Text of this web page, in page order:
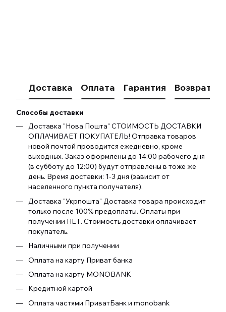
Доставка Оплата Гарантия Возврат
Способы доставки
Доставка "Нова Пошта" СТОИМОСТЬ ДОСТАВКИ
ОПЛАЧИВАЕТ ПОКУПАТЕЛЬ! Отправка товаров
новой почтой проводится ежедневно, кроме
выходных. Заказ оформлены до 14:00 рабочего дня
(в субботу до 12:00) будут отправлены в тоже же
день. Время доставки: 1-3 дня (зависит от
населенного пункта получателя).
Доставка "Укрпошта" Доставка товара происходит
только после 100% предоплаты. Оплаты при
получении НЕТ. Стоимость доставки оплачивает
покупатель.
Наличными при получении
Оплата на карту Приват банка
Оплата на карту MONOBANK
Кредитной картой
Оплата частями ПриватБанк и monobank